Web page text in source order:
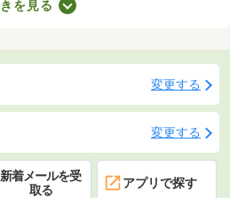
ど、家族の希望にあわせて使い方を
しょう。
を見る
変更する
変更する
新着メールを受
取る
アプリで探す